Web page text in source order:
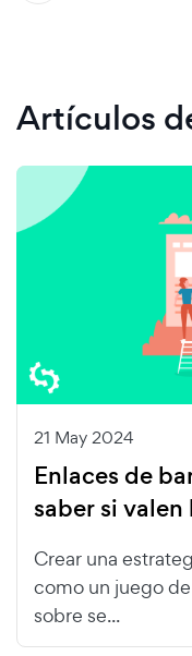
Artículos
21 May 2024
Enlaces de
saber si
Crear una
como un juego
sobre se...